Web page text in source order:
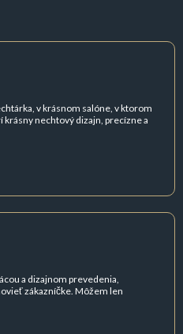
v krásnom salóne, v ktorom
nechtový dizajn, precízne a
a dizajnom prevedenia,
zákazníčke. Môžem len